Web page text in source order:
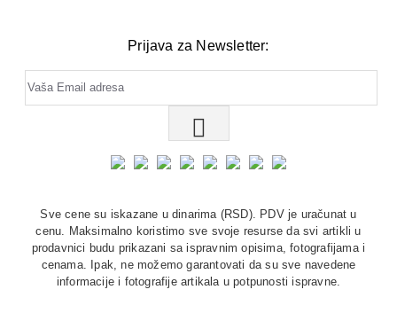
Prijava za Newsletter:
Sve cene su iskazane u dinarima (RSD). PDV je uračunat u
cenu. Maksimalno koristimo sve svoje resurse da svi artikli u
prodavnici budu prikazani sa ispravnim opisima, fotografijama i
cenama. Ipak, ne možemo garantovati da su sve navedene
informacije i fotografije artikala u potpunosti ispravne.